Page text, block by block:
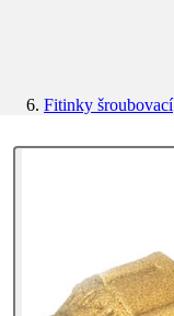
Fitinky šroubovací